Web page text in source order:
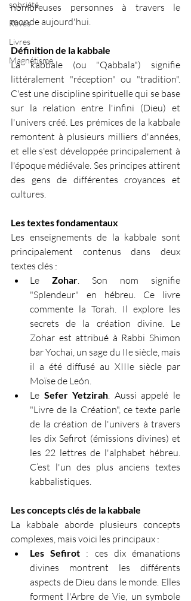
sobriété
Rêves
Livres
Magnétisme
nombreuses personnes à travers le
monde aujourd'hui.
Définition de la kabbale
La kabbale (ou "Qabbala") signifie
littéralement "réception" ou "tradition".
C'est une discipline spirituelle qui se base
sur la relation entre l'infini (Dieu) et
l'univers créé. Les prémices de la kabbale
remontent à plusieurs milliers d'années,
et elle s'est développée principalement à
l'époque médiévale. Ses principes attirent
des gens de différentes croyances et
cultures.
Les textes fondamentaux
Les enseignements de la kabbale sont
principalement contenus dans deux
textes clés :
Le Zohar. Son nom signifie
"Splendeur" en hébreu. Ce livre
commente la Torah. Il explore les
secrets de la création divine. Le
Zohar est attribué à Rabbi Shimon
bar Yochai, un sage du IIe siècle, mais
il a été diffusé au XIIIe siècle par
Moïse de León.
Le Sefer Yetzirah. Aussi appelé le
"Livre de la Création", ce texte parle
de la création de l'univers à travers
les dix Sefirot (émissions divines) et
les 22 lettres de l'alphabet hébreu.
C’est l'un des plus anciens textes
kabbalistiques.
Les concepts clés de la kabbale
La kabbale aborde plusieurs concepts
complexes, mais voici les principaux :
Les Sefirot : ces dix émanations
divines montrent les différents
aspects de Dieu dans le monde. Elles
forment l'Arbre de Vie, un symbole